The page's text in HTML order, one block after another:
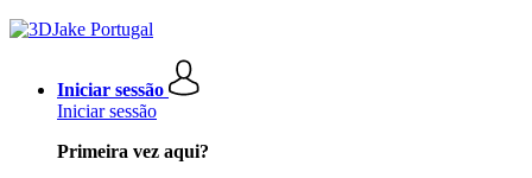
Iniciar sessão
Iniciar sessão
Primeira vez aqui?